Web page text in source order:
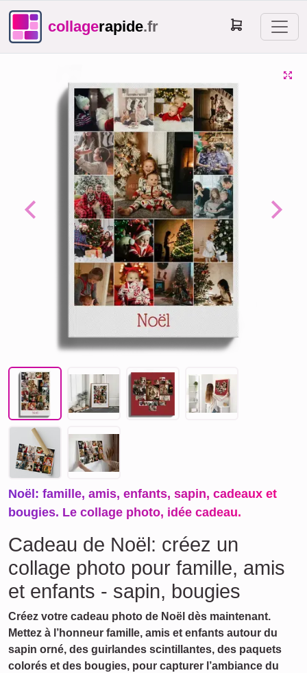
collagerapide.fr
Previous Next
Noël: famille, amis, enfants, sapin, cadeaux et
bougies. Le collage photo, idée cadeau.
Cadeau de Noël: créez un
collage photo pour famille, amis
et enfants - sapin, bougies
Créez votre cadeau photo de Noël dès maintenant.
Mettez à l’honneur famille, amis et enfants autour du
sapin orné, des guirlandes scintillantes, des paquets
colorés et des bougies, pour capturer l’ambiance du